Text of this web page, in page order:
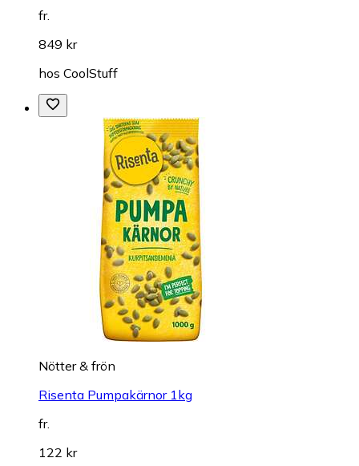
fr.
849 kr
hos CoolStuff
Nötter & frön
Risenta Pumpakärnor 1kg
fr.
122 kr